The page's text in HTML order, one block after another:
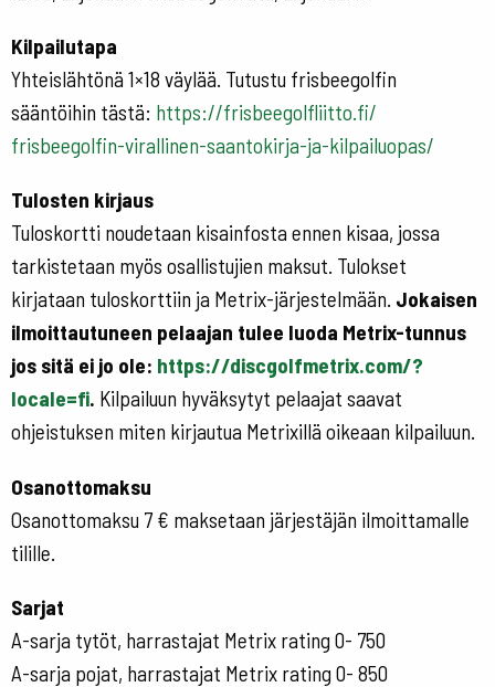
Kilpailutapa
Yhteislähtönä 1×18 väylää. Tutustu frisbeegolfin
sääntöihin tästä: https://frisbeegolfliitto.fi/
frisbeegolfin-virallinen-saantokirja-ja-kilpailuopas/
Tulosten kirjaus
Tuloskortti noudetaan kisainfosta ennen kisaa, jossa
tarkistetaan myös osallistujien maksut. Tulokset
kirjataan tuloskorttiin ja Metrix-järjestelmään. Jokaisen
ilmoittautuneen pelaajan tulee luoda Metrix-tunnus
jos sitä ei jo ole: https://discgolfmetrix.com/?
locale=fi. Kilpailuun hyväksytyt pelaajat saavat
ohjeistuksen miten kirjautua Metrixillä oikeaan kilpailuun.
Osanottomaksu
Osanottomaksu 7 € maksetaan järjestäjän ilmoittamalle
tilille.
Sarjat
A-sarja tytöt, harrastajat Metrix rating 0- 750
A-sarja pojat, harrastajat Metrix rating 0- 850